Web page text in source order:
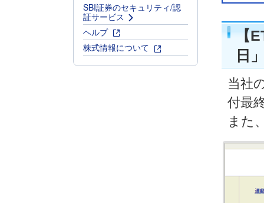
SBI証券のセキュリティ/認
証サービス
ヘルプ
株式情報について
【
日
当社
付最
また